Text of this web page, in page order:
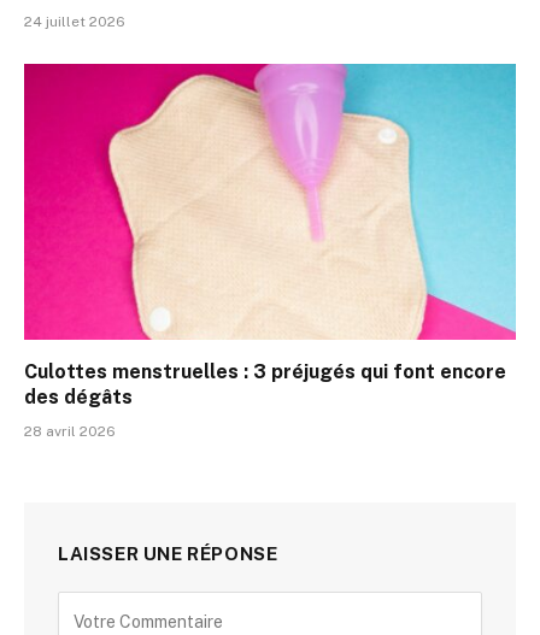
24 juillet 2026
Culottes menstruelles : 3 préjugés qui font encore
des dégâts
28 avril 2026
LAISSER UNE RÉPONSE